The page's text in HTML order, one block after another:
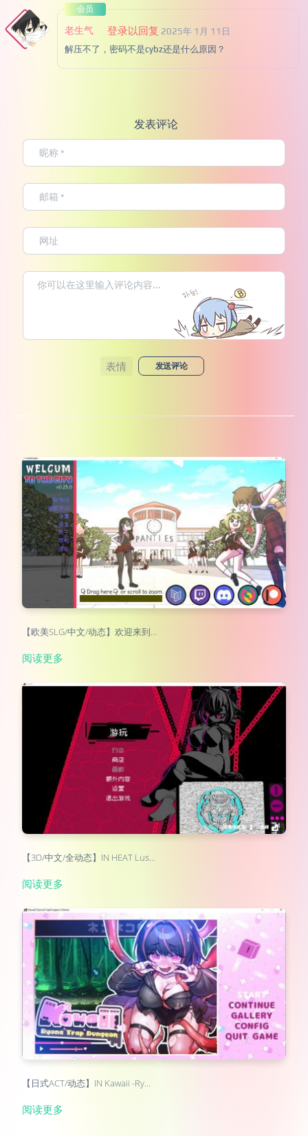
会员
登录以回复
老生气
2025年 1月 11日
解压不了，密码不是cybz还是什么原因？
发表评论
表情 发送评论
【欧美SLG/中文/动态】欢迎来到…
阅读更多
【3D/中文/全动态】IN HEAT Lus…
阅读更多
【日式ACT/动态】IN Kawaii -Ry…
阅读更多